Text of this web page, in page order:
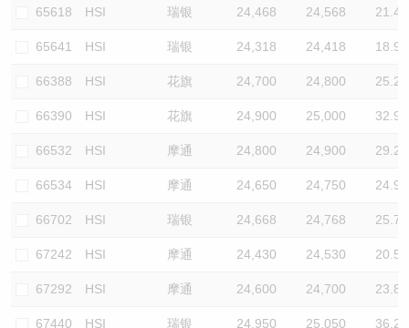
65618 HSI 瑞银 24,468 24,568 21.4
65641 HSI 瑞银 24,318 24,418 18.9
66388 HSI 花旗 24,700 24,800 25.2
66390 HSI 花旗 24,900 25,000 32.9
66532 HSI 摩通 24,800 24,900 29.2
66534 HSI 摩通 24,650 24,750 24.9
66702 HSI 瑞银 24,668 24,768 25.7
67242 HSI 摩通 24,430 24,530 20.5
67292 HSI 摩通 24,600 24,700 23.8
67440 HSI 瑞银 24,950 25,050 36.2